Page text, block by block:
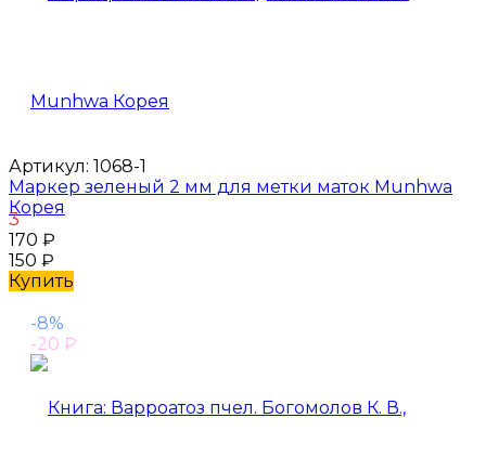
Артикул: 1068-1
Маркер зеленый 2 мм для метки маток Munhwa
Корея
3
170 ₽
150 ₽
Купить
-8%
-20 ₽